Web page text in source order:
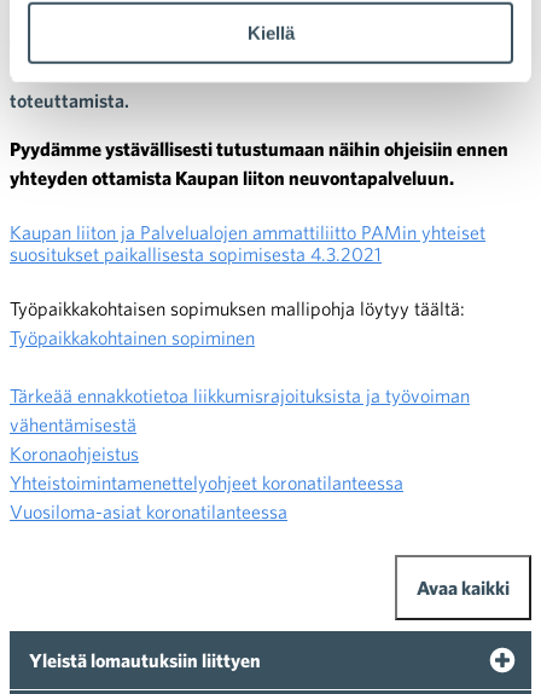
Kiellä
liittyvät asiat. Yrityksessä, jonka työsuhteessa olevien
työntekijöiden määrä säännöllisesti on vähintään 20, tulee
noudattaa yhteistoimintamenettelyä ennen lomautusten
toteuttamista.
Pyydämme ystävällisesti tutustumaan näihin ohjeisiin ennen
yhteyden ottamista Kaupan liiton neuvontapalveluun.
Kaupan liiton ja Palvelualojen ammattiliitto PAMin yhteiset
suositukset paikallisesta sopimisesta 4.3.2021
Työpaikkakohtaisen sopimuksen mallipohja löytyy täältä:
Työpaikkakohtainen sopiminen
Tärkeää ennakkotietoa liikkumisrajoituksista ja työvoiman
vähentämisestä
Koronaohjeistus
Yhteistoimintamenettelyohjeet koronatilanteessa
Vuosiloma-asiat koronatilanteessa
Avaa kaikki
Yleistä lomautuksiin liittyen